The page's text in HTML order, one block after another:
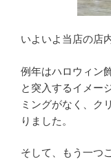
いよいよ当店の店
例年はハロウィン
と突入するイメー
ミングがなく、ク
りました。
そして、もう一つ